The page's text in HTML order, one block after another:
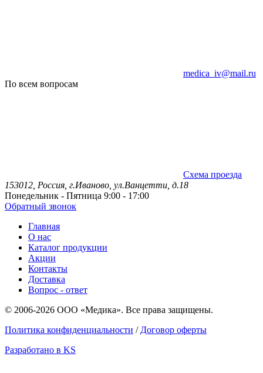
medica_iv@mail.ru
По всем вопросам
Схема проезда
153012, Россия, г.Иваново, ул.Ванцетти, д.18
Понедельник - Пятница 9:00 - 17:00
Обратный звонок
Главная
О нас
Каталог продукции
Акции
Контакты
Доставка
Вопрос - ответ
© 2006-2026 ООО «Медика». Все права защищены.
Политика конфиденциальности / Договор оферты
Разработано в KS